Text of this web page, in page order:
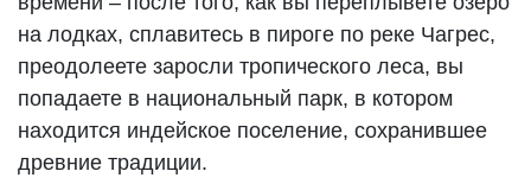
на лодках, сплавитесь в пироге по реке Чагрес,
преодолеете заросли тропического леса, вы
попадаете в национальный парк, в котором
находится индейское поселение, сохранившее
древние традиции.